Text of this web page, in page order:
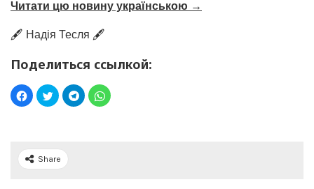
Читати цю новину українською →
🖋️ Надія Тесля 🖋️
Поделиться ссылкой:
Share